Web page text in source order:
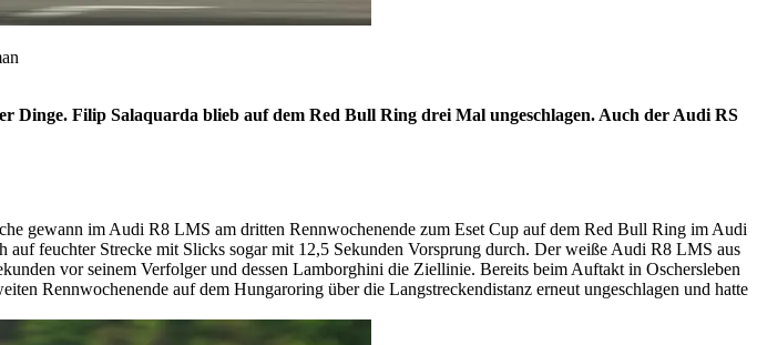
Filip Salaquarda blieb auf dem Red Bull Ring drei Mal ungeschlagen. Auch der Audi RS
gewann im Audi R8 LMS am dritten Rennwochenende zum Eset Cup auf dem Red Bull Ring im Audi
feuchter Strecke mit Slicks sogar mit 12,5 Sekunden Vorsprung durch. Der weiße Audi R8 LMS aus
vor seinem Verfolger und dessen Lamborghini die Ziellinie. Bereits beim Auftakt in Oschersleben
Rennwochenende auf dem Hungaroring über die Langstreckendistanz erneut ungeschlagen und hatte